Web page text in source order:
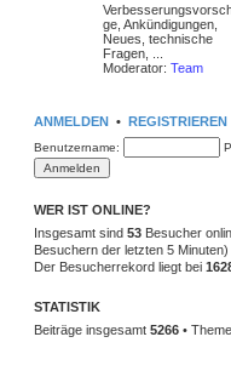
ge, Ankündigungen,
Neues, technische
Fragen, ...
Moderator: Team
ANMELDEN • REGISTRIEREN
Benutzername:
WER IST ONLINE?
Insgesamt sind 53 Besucher
Besuchern der letzten 5 Minuten)
Der Besucherrekord liegt bei
STATISTIK
Beiträge insgesamt 5266 •